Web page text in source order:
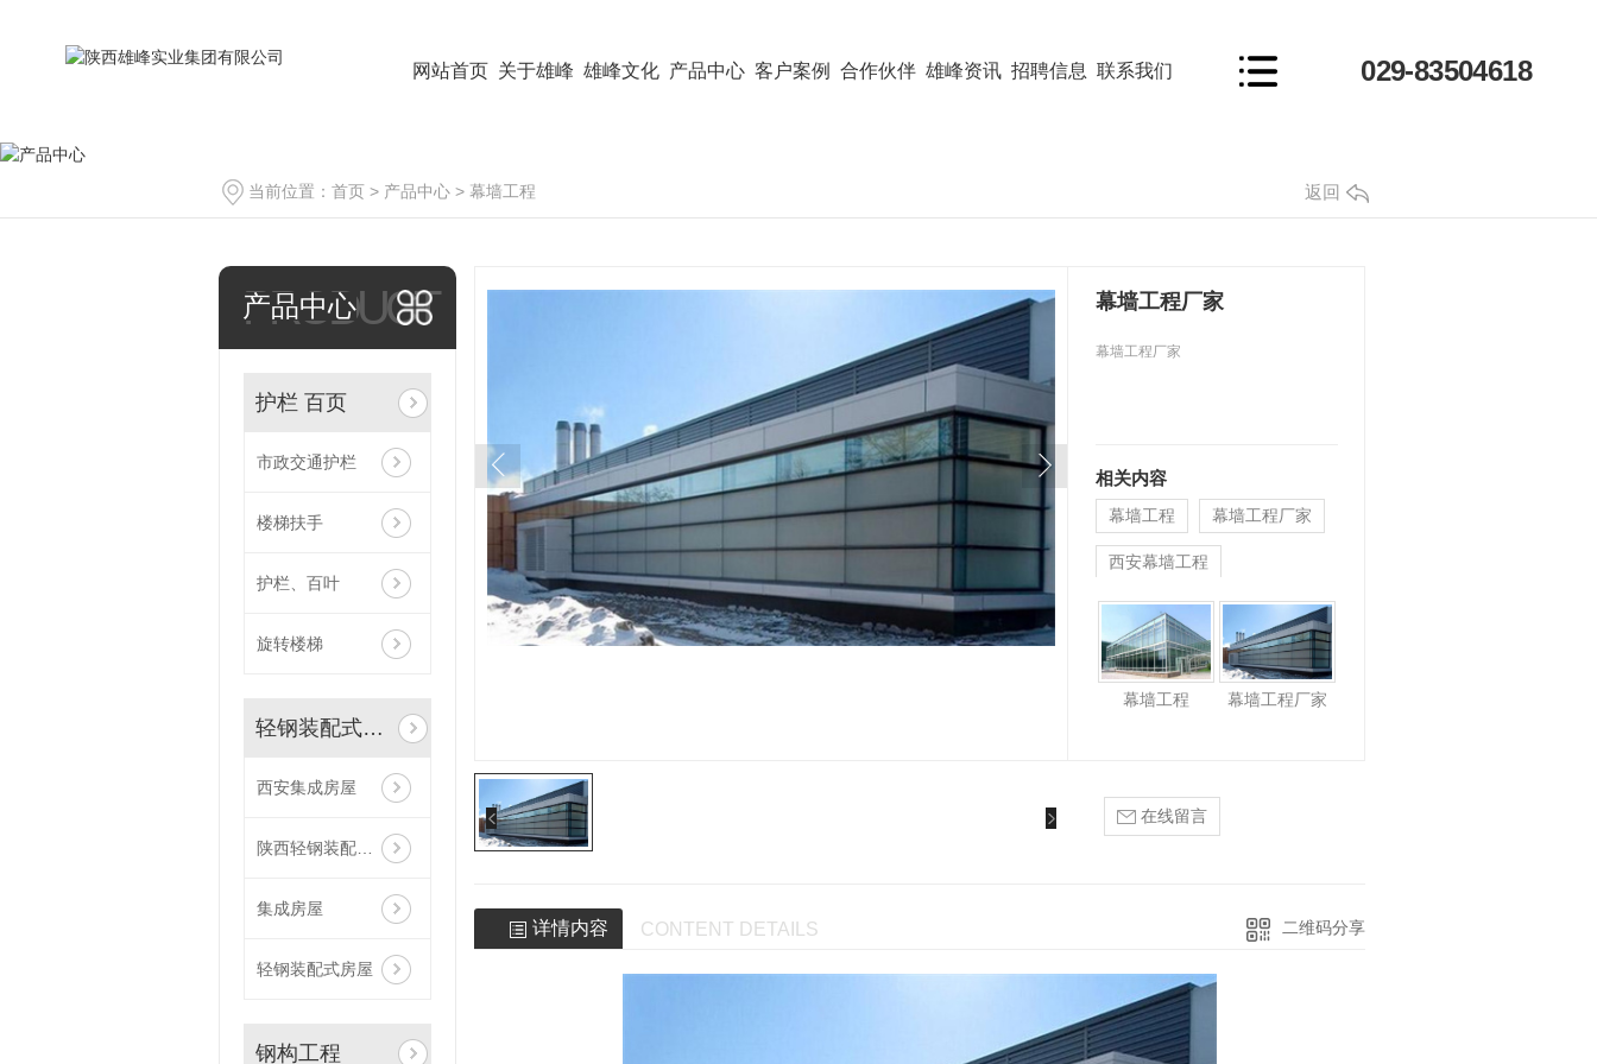
029-83504618
网站首页 关于雄峰 雄峰文化 产品中心 客户案例 合作伙伴 雄峰资讯 招聘信息 联系我们
当前位置： 首页 > 产品中心 > 幕墙工程 返回
PRODUCT
产品中心
护栏 百页
市政交通护栏
楼梯扶手
护栏、百叶
旋转楼梯
轻钢装配式房屋 集成房屋
西安集成房屋
陕西轻钢装配式房屋
集成房屋
轻钢装配式房屋
钢构工程
幕墙工程厂家
幕墙工程厂家
相关内容
幕墙工程 幕墙工程厂家
西安幕墙工程
幕墙工程 幕墙工程厂家
在线留言
详情内容 CONTENT DETAILS 二维码分享